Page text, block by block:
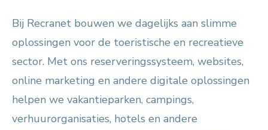
Bij Recranet bouwen we dagelijks aan slimme
oplossingen voor de toeristische en recreatieve
sector. Met ons reserveringssysteem, websites,
online marketing en andere digitale oplossingen
helpen we vakantieparken, campings,
verhuurorganisaties, hotels en andere